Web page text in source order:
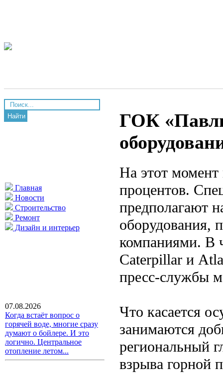
Найти
Главная
Новости
Строительство
Ремонт
Дизайн и интерьер
07.08.2026
Когда встаёт вопрос о
горячей воде, многие сразу
думают о бойлере. И это
логично. Центральное
отопление летом...
ГОК
На этот момент
процентов.
предполагают
оборудования,
компаниями. В
Caterpillar и
пресс-службы
Что касается
занимаются
региональный
взрыва горной